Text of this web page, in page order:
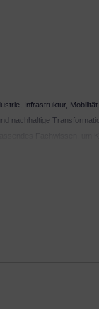
Infrastruktur,
nachhaltige